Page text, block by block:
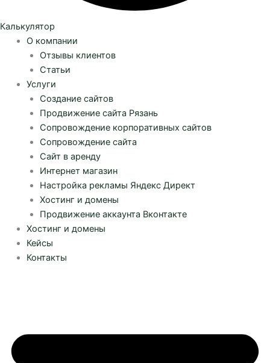
Калькулятор
О компании
Отзывы клиентов
Статьи
Услуги
Создание сайтов
Продвижение сайта Рязань
Сопровождение корпоративных сайтов
Сопровождение сайта
Сайт в аренду
Интернет магазин
Настройка рекламы Яндекс Директ
Хостинг и домены
Продвижение аккаунта Вконтакте
Хостинг и домены
Кейсы
Контакты